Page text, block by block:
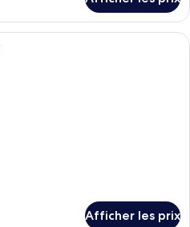
Une chambre d’hôtel avec un
Afficher les prix